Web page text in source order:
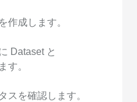
作成します。
Dataset と
す。
スを確認します。